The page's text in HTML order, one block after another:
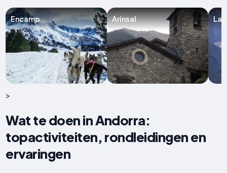
Encamp Arinsal La
>
Wat te doen in Andorra:
topactiviteiten, rondleidingen en
ervaringen